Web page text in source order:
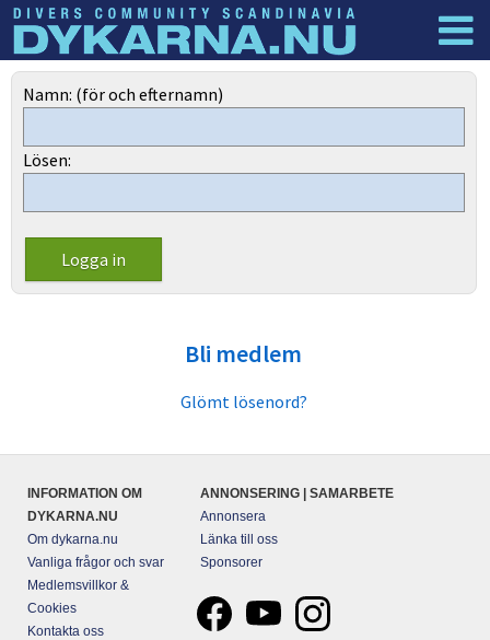
Dyknyheter
Namn: (för och efternamn)
Lösen:
Bli medlem
Glömt lösenord?
INFORMATION OM
DYKARNA.NU
Om dykarna.nu
Vanliga frågor och svar
Medlemsvillkor &
Cookies
Kontakta oss
ANNONSERING | SAMARBETE
Annonsera
Länka till oss
Sponsorer